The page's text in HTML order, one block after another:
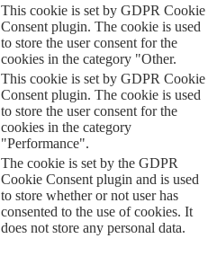
This cookie is set by GDPR Cookie
Consent plugin. The cookie is used
to store the user consent for the
cookies in the category "Other.
This cookie is set by GDPR Cookie
Consent plugin. The cookie is used
to store the user consent for the
cookies in the category
"Performance".
The cookie is set by the GDPR
Cookie Consent plugin and is used
to store whether or not user has
consented to the use of cookies. It
does not store any personal data.